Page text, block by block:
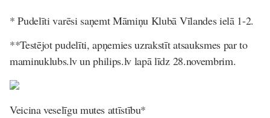
* Pudelīti varēsi saņemt Māmiņu Klubā Vīlandes ielā 1-2.
**Testējot pudelīti, apņemies uzrakstīt atsauksmes par to
maminuklubs.lv un philips.lv lapā līdz 28.novembrim.
Veicina veselīgu mutes attīstību*